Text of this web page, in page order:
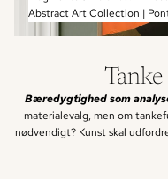
Abstract Art Collection |
Bæredygtighed som
materialevalg, men om
nødvendigt? Kunst skal